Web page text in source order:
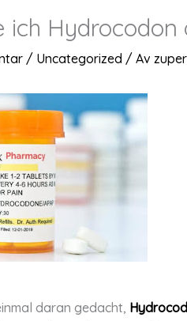
ich Hydrocodon
/ Uncategorized / Av
daran gedacht,